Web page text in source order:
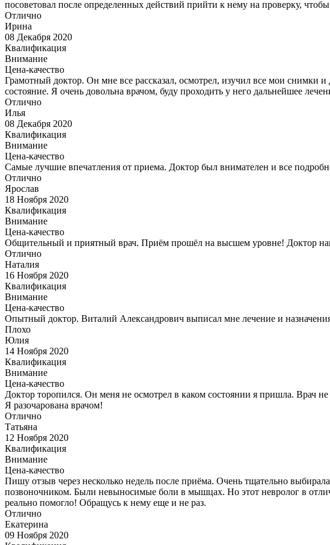
посоветовал после определенных действий прийти к нему на проверку,
Отлично
Ирина
08 Декабря 2020
Квалификация
Внимание
Цена-качество
Грамотный доктор. Он мне все рассказал, осмотрел, изучил все мои снимки
состояние. Я очень довольна врачом, буду проходить у него дальнейшее
Отлично
Илья
08 Декабря 2020
Квалификация
Внимание
Цена-качество
Самые лучшие впечатления от приема. Доктор был внимателен и все
Отлично
Ярослав
18 Ноября 2020
Квалификация
Внимание
Цена-качество
Общительный и приятный врач. Приём прошёл на высшем уровне! Доктор
Отлично
Наталия
16 Ноября 2020
Квалификация
Внимание
Цена-качество
Опытный доктор. Виталий Александрович выписал мне лечение и
Плохо
Юлия
14 Ноября 2020
Квалификация
Внимание
Цена-качество
Доктор торопился. Он меня не осмотрел в каком состоянии я пришла. Врач
Я разочарована врачом!
Отлично
Татьяна
12 Ноября 2020
Квалификация
Внимание
Цена-качество
Пишу отзыв через несколько недель после приёма. Очень тщательно
позвоночником. Были невыносимые боли в мышцах. Но этот невролог в
реально помогло! Обращусь к нему еще и не раз.
Отлично
Екатерина
09 Ноября 2020